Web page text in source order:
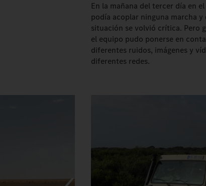
En la mañana del tercer día en
podía acoplar ninguna marcha
situación se volvió crítica. Pero
el equipo pudo ponerse en
diferentes ruidos, imágenes y
diferentes redes.